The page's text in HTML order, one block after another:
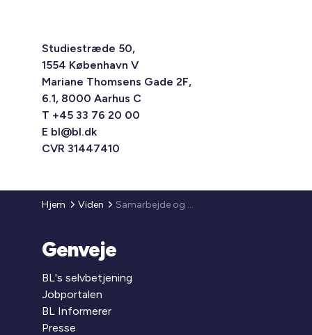
Studiestræde 50,
1554 København V
Mariane Thomsens Gade 2F,
6.1, 8000 Aarhus C
T +45 33 76 20 00
E bl@bl.dk
CVR 31447410
Hjem Viden Samarbejde og dialog
Genveje
BL's selvbetjening
Jobportalen
BL Informerer
Presse